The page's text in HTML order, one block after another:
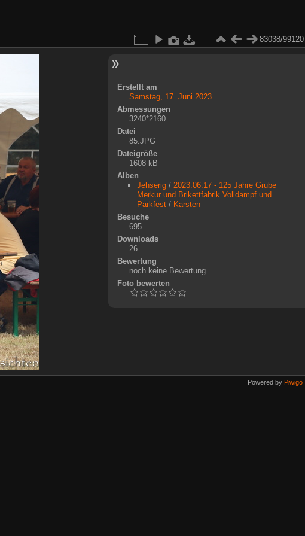
83038/99120
Erstellt am
Samstag, 17. Juni 2023
Abmessungen
3240*2160
Datei
85.JPG
Dateigröße
1608 kB
Alben
Jehserig/ 2023.06.17 - 125 Jahre Grube
Merkur und Brikettfabrik Volldampf und
Parkfest/ Karsten
Besuche
695
Downloads
26
Bewertung
noch keine Bewertung
Foto bewerten
Powered by Piwigo